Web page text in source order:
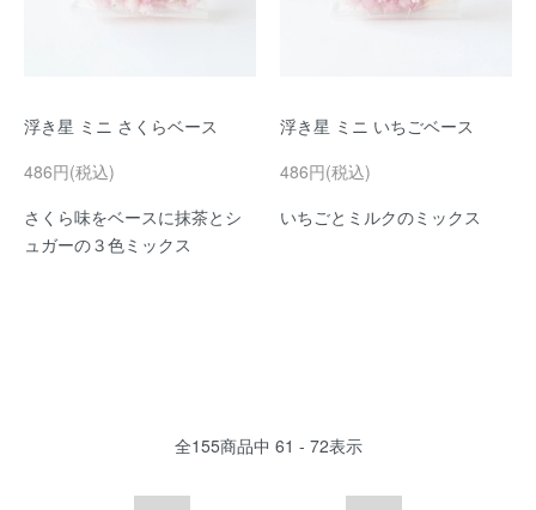
浮き星 ミニ さくらベース
486円(税込)
さくら味をベースに抹茶とシ
ュガーの３色ミックス
浮き星 ミニ いちごベース
486円(税込)
いちごとミルクのミックス
全155商品中 61 - 72表示